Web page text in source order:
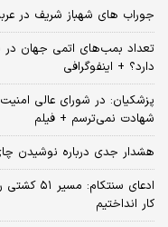
جوراب های شهباز شریف در
دارد؟ + اینفوگرافی
شهادت نمی‌ترسم + فیلم
هشدار جدی درباره نوشیدن
ادعای
کار انداختیم